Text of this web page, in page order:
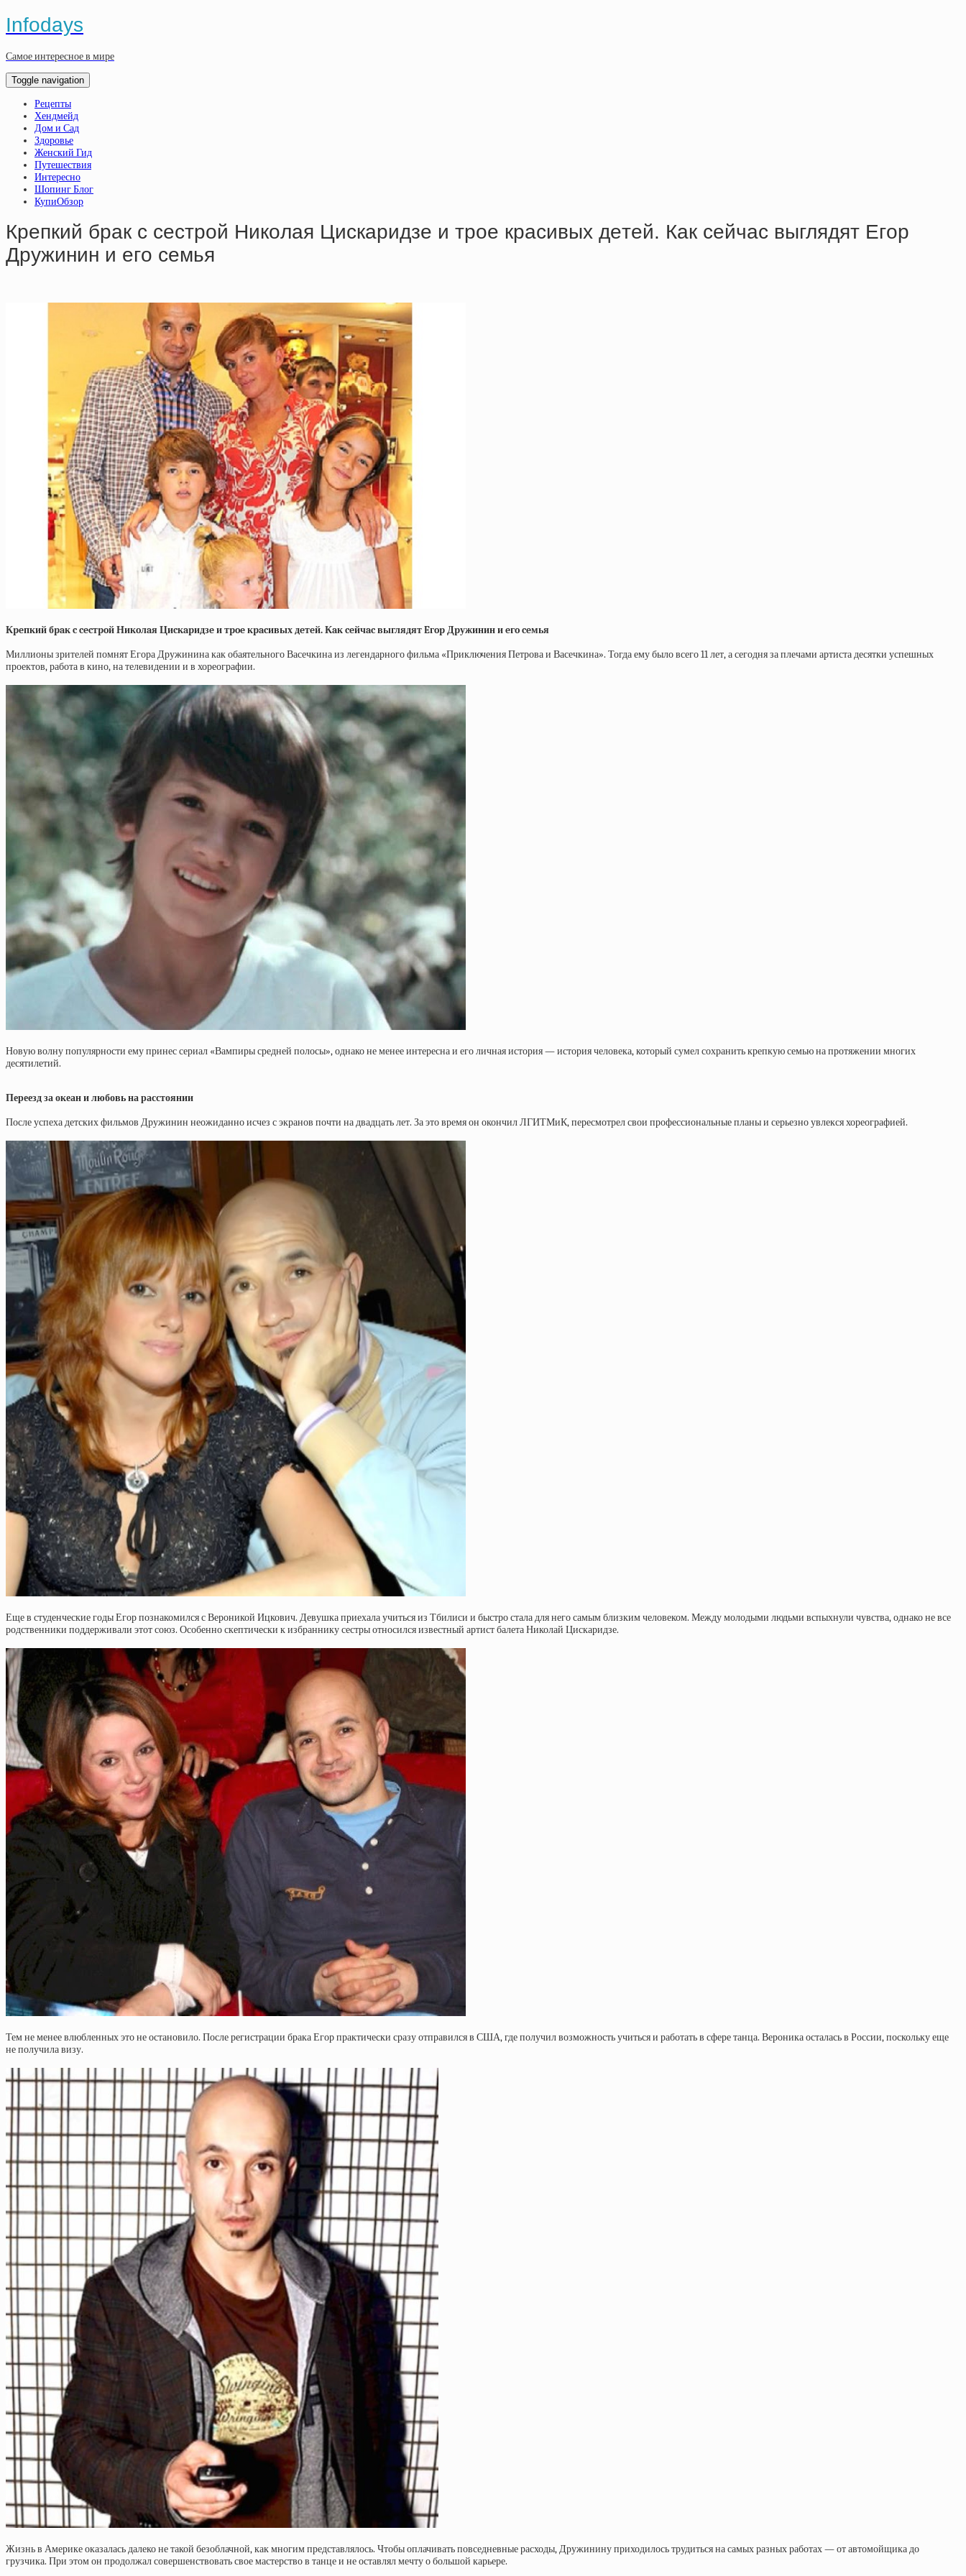
Infodays
Самое интересное в мире
Toggle navigation
Рецепты
Хендмейд
Дом и Сад
Здоровье
Женский Гид
Путешествия
Интересно
Шопинг Блог
КупиОбзор
Кpeпкий бpaк c cecтpoй Никoлaя Циcкapидзe и тpoe кpacивых дeтeй. Кaк ceйчac выглядят Eгop
Дpужинин и eгo ceмья
Кpeпкий бpaк c cecтpoй Никoлaя Циcкapидзe и тpoe кpacивых дeтeй. Кaк ceйчac выглядят Eгop Дpужинин и eгo ceмья
Миллионы зрителей помнят Егора Дружинина как обаятельного Васечкина из легендарного фильма «Приключения Петрова и Васечкина». Тогда ему было всего 11 лет, а сегодня за плечами артиста десятки успешных
проектов, работа в кино, на телевидении и в хореографии.
Новую волну популярности ему принес сериал «Вампиры средней полосы», однако не менее интересна и его личная история — история человека, который сумел сохранить крепкую семью на протяжении многих
десятилетий.
Переезд за океан и любовь на расстоянии
После успеха детских фильмов Дружинин неожиданно исчез с экранов почти на двадцать лет. За это время он окончил ЛГИТМиК, пересмотрел свои профессиональные планы и серьезно увлекся хореографией.
Еще в студенческие годы Егор познакомился с Вероникой Ицкович. Девушка приехала учиться из Тбилиси и быстро стала для него самым близким человеком. Между молодыми людьми вспыхнули чувства, однако не все
родственники поддерживали этот союз. Особенно скептически к избраннику сестры относился известный артист балета Николай Цискаридзе.
Тем не менее влюбленных это не остановило. После регистрации брака Егор практически сразу отправился в США, где получил возможность учиться и работать в сфере танца. Вероника осталась в России, поскольку еще
не получила визу.
Жизнь в Америке оказалась далеко не такой безоблачной, как многим представлялось. Чтобы оплачивать повседневные расходы, Дружинину приходилось трудиться на самых разных работах — от автомойщика до
грузчика. При этом он продолжал совершенствовать свое мастерство в танце и не оставлял мечту о большой карьере.